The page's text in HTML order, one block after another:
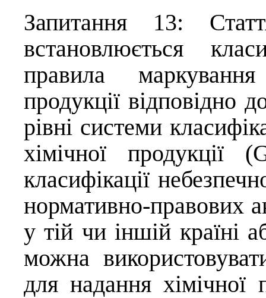
Запитання 13:
встановлюється
правила маркування
продукції відповідно
рівні системи
хімічної продукції
класифікації
нормативно-правових
у тій чи іншій країні
можна
для надання хімічної